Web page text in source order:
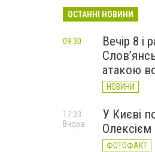
ОСТАННІ НОВИНИ
Вечір 8 і
атакою
НОВИНИ
09:30
У Києві
ФОТОФАКТ
17:33
Вчора